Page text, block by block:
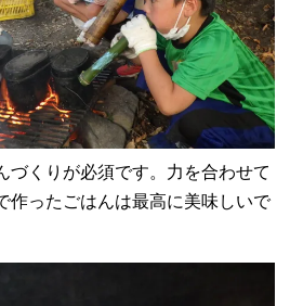
づくりが必須です。力を合わせて
作ったごはんは最高に美味しいで